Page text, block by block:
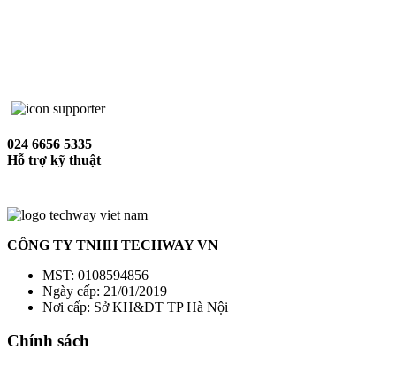
024 6656 5335
Hỗ trợ kỹ thuật
CÔNG TY TNHH TECHWAY VN
MST: 0108594856
Ngày cấp: 21/01/2019
Nơi cấp: Sở KH&ĐT TP Hà Nội
Chính sách